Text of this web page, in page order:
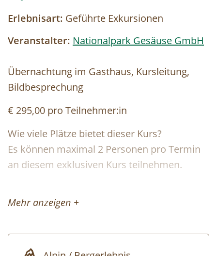
Erlebnisart: Geführte Exkursionen
Veranstalter: Nationalpark Gesäuse GmbH
Übernachtung im Gasthaus, Kursleitung,
Bildbesprechung
€ 295,00 pro Teilnehmer:in
Wie viele Plätze bietet dieser Kurs?
Es können maximal 2 Personen pro Termin
an diesem exklusiven Kurs teilnehmen.
Mehr anzeigen +